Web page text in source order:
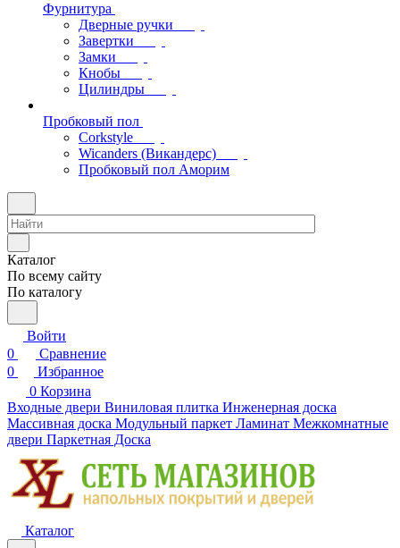
Фурнитура
Дверные ручки
Завертки
Замки
Кнобы
Цилиндры
Пробковый пол
Corkstyle
Wicanders (Викандерс)
Пробковый пол Аморим
Каталог
По всему сайту
По каталогу
Войти
0
Сравнение
0
Избранное
0 Корзина
Входные двери Виниловая плитка Инженерная доска
Массивная доска Модульный паркет Ламинат Межкомнатные
двери Паркетная Доска
Каталог